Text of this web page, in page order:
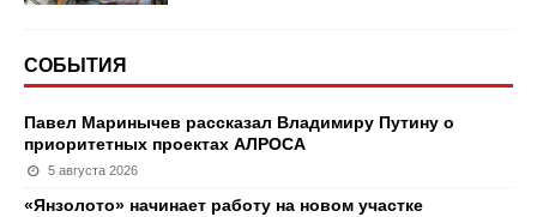
СОБЫТИЯ
Павел Маринычев рассказал Владимиру Путину о
приоритетных проектах АЛРОСА
5 августа 2026
«Янзолото» начинает работу на новом участке